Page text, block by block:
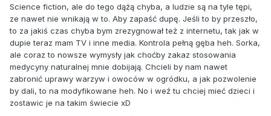
Przejrzyj ostatnie podpisy pod akcją Stop Cenzurze
Wyślij znajomym na Naszej Klasie
Zostań fanem na Facebooku
Obserwuj historyjkę Stop Cenzurze na Flakerze
Wybierz posła z Twojego okręgu wyborczego i wyślij
prośbę o rozważenie podpisania listu
Wybierz europosła i wyślij prośbę o rozważenie podpisania
listu
Jeśli Twój portal / firma / fundacja chciałaby poprzeć akcję,
Science fiction, ale do tego dążą chyba, a ludzie są na tyle tępi,
ze nawet nie wnikają w to. Aby zapaść dupę. Jeśli to by przeszło,
to za jakiś czas chyba bym zrezygnował też z internetu, tak jak w
dupie teraz mam TV i inne media. Kontrola pełną gęba heh. Sorka,
ale coraz to nowsze wymysły jak choćby zakaz stosowania
medycyny naturalnej mnie dobijają. Chcieli by nam nawet
zabronić uprawy warzyw i owoców w ogródku, a jak pozwolenie
by dali, to na modyfikowane heh. No i weź tu chciej mieć dzieci i
zostawic je na takim świecie xD